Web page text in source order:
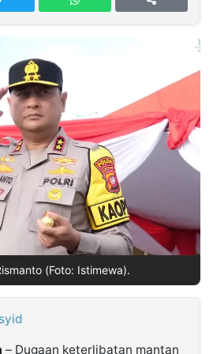
(Foto: Istimewa).
– Dugaan keterlibatan mantan